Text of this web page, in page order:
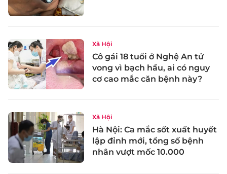
Xã Hội
Cô gái 18 tuổi ở Nghệ An tử
vong vì bạch hầu, ai có nguy
cơ cao mắc căn bệnh này?
Xã Hội
Hà Nội: Ca mắc sốt xuất huyết
lập đỉnh mới, tổng số bệnh
nhân vượt mốc 10.000